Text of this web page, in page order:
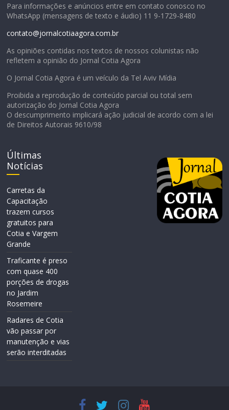
Para informações e anúncios entre em contato conosco no
WhatsApp (mensagens de texto e áudio) 11 9-1729-8480
contato@jornalcotiaagora.com.br
As opiniões contidas nos textos de nossos colunistas não
refletem a opinião do Jornal Cotia Agora
O Jornal Cotia Agora é um veículo da Tel Aviv Mídia
Proibida a reprodução de conteúdo parcial ou total sem
autorização do Jornal Cotia Agora
O descumprimento implicará ação judicial de acordo com a lei
de Direitos Autorais 9610/98
Últimas
Notícias
Carretas da
Capacitação
trazem cursos
gratuitos para
Cotia e Vargem
Grande
Traficante é preso
com quase 400
porções de drogas
no Jardim
Rosemeire
Radares de Cotia
vão passar por
manutenção e vias
serão interditadas